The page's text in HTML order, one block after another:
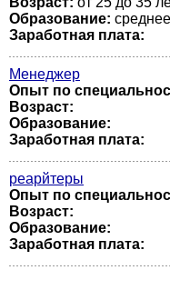
Образование:
Заработная плата:
Менеджер
Опыт по
Возраст:
Образование:
Заработная плата:
реарйтеры
Опыт по
Возраст:
Образование:
Заработная плата: